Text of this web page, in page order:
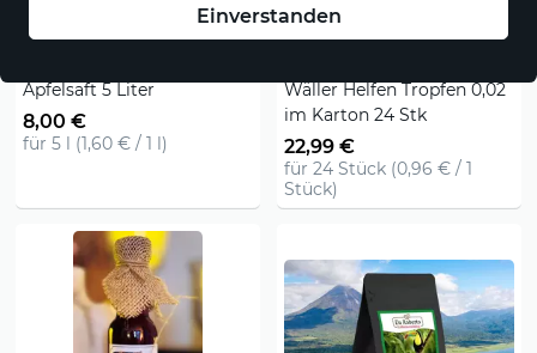
Einverstanden
Apfelsaft 5 Liter
8,00 €
für 5 l (1,60 € / 1 l)
Wäller Helfen Tropfen 0,02
im Karton 24 Stk
22,99 €
für 24 Stück (0,96 € / 1
Stück)